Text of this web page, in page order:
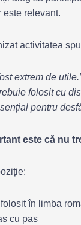
este relevant.
activitatea
extrem de
folosit cu
pentru
este că nu
în limba
cu pas